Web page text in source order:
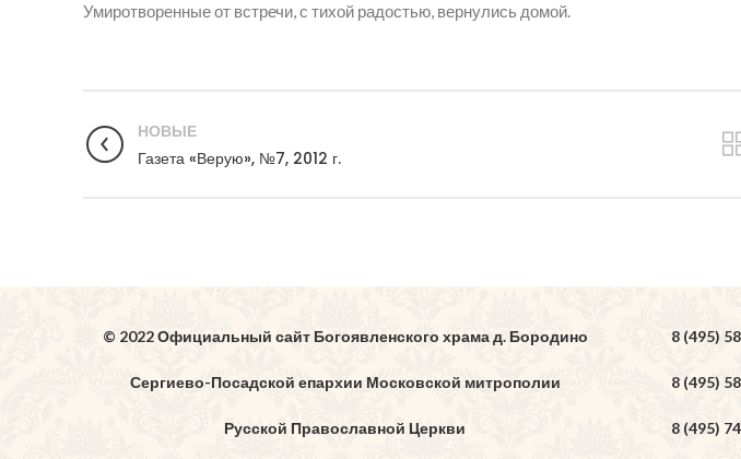
Умиротворенные от встречи, с тихой радостью, вернулись домой.
НОВЫЕ
Газета «Верую», №7, 2012 г.
© 2022 Официальный сайт Богоявленского храма д. Бородино
Сергиево-Посадской епархии Московской митрополии
Русской Православной Церкви
8 (495)
8 (495)
8 (495)